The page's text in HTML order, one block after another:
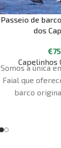
Passeio de
dos
€
Capelinhos
Somos a única
Faial que
barco
Açores e do